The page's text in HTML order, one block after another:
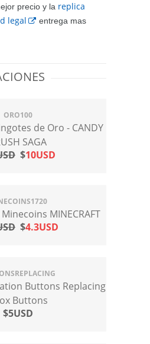
precio y la replica
legal
entrega mas
ORO100
de Oro - CANDY
SAGA
$10USD
MINECRAFT
$4.3USD
Buttons Replacing
Buttons
$5USD